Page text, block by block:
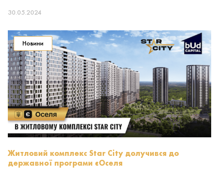
30.05.2024
Новини
Житловий комплекс Star City долучився до
державної програми єОселя